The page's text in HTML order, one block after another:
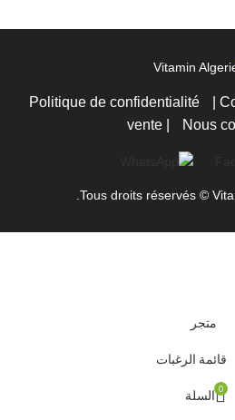
Politique de confidentialité
vente
Nous
Tous droits réservés ©
متجر
قائمة الرغبات
0 السلة